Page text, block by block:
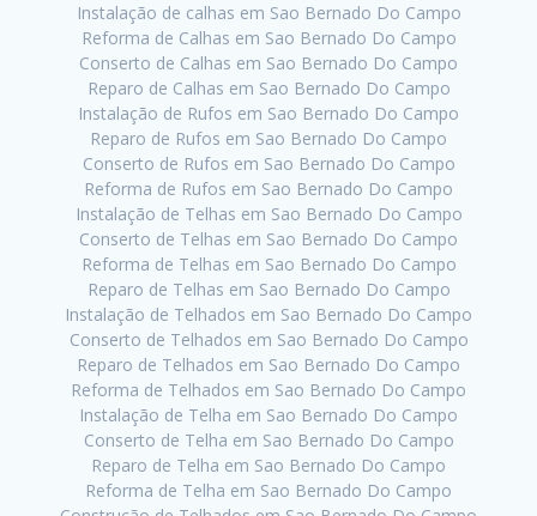
Instalação de calhas em Sao Bernado Do Campo
Reforma de Calhas em Sao Bernado Do Campo
Conserto de Calhas em Sao Bernado Do Campo
Reparo de Calhas em Sao Bernado Do Campo
Instalação de Rufos em Sao Bernado Do Campo
Reparo de Rufos em Sao Bernado Do Campo
Conserto de Rufos em Sao Bernado Do Campo
Reforma de Rufos em Sao Bernado Do Campo
Instalação de Telhas em Sao Bernado Do Campo
Conserto de Telhas em Sao Bernado Do Campo
Reforma de Telhas em Sao Bernado Do Campo
Reparo de Telhas em Sao Bernado Do Campo
Instalação de Telhados em Sao Bernado Do Campo
Conserto de Telhados em Sao Bernado Do Campo
Reparo de Telhados em Sao Bernado Do Campo
Reforma de Telhados em Sao Bernado Do Campo
Instalação de Telha em Sao Bernado Do Campo
Conserto de Telha em Sao Bernado Do Campo
Reparo de Telha em Sao Bernado Do Campo
Reforma de Telha em Sao Bernado Do Campo